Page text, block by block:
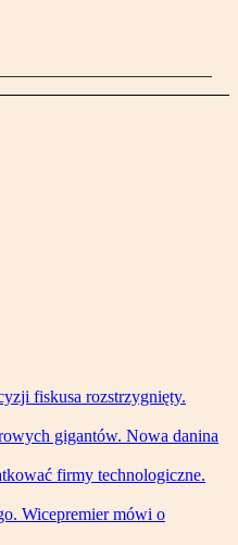
fiskusa rozstrzygnięty.
gigantów. Nowa danina
firmy technologiczne.
Wicepremier mówi o